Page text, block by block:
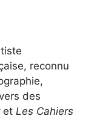
reconnu
des
et Les Cahiers